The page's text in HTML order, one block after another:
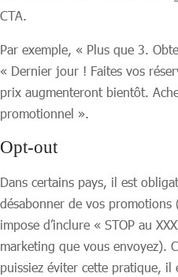
CTA.
Par exemple, « Plus que 3.
« Dernier jour ! Faites vos
prix augmenteront bientôt.
promotionnel ».
Opt-out
Dans certains pays, il est
désabonner de vos promotions
impose d’inclure « STOP au
marketing que vous envoyez).
puissiez éviter cette pratique,